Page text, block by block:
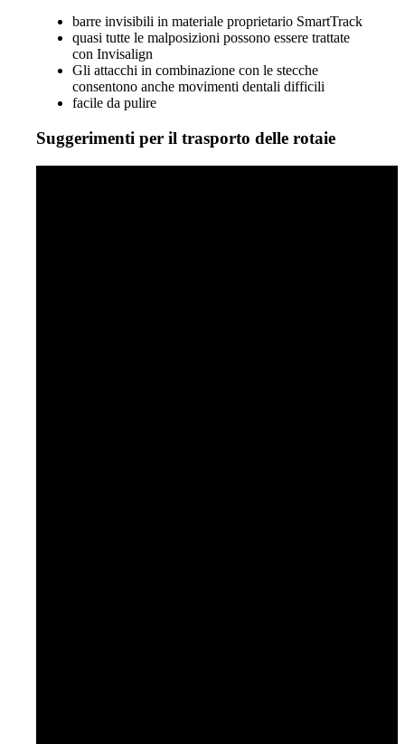
barre invisibili in materiale proprietario SmartTrack
quasi tutte le malposizioni possono essere trattate
con Invisalign
Gli attacchi in combinazione con le stecche
consentono anche movimenti dentali difficili
facile da pulire
Suggerimenti per il trasporto delle rotaie